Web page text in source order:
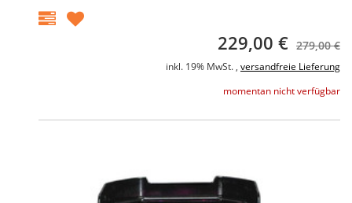
229,00 € 279,00 €
inkl. 19% MwSt. , versandfreie Lieferung
momentan nicht verfügbar